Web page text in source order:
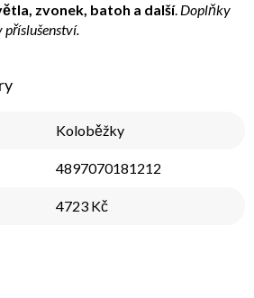
zvonek, batoh a další. Doplňky
příslušenství.
Koloběžky
4897070181212
4723 Kč